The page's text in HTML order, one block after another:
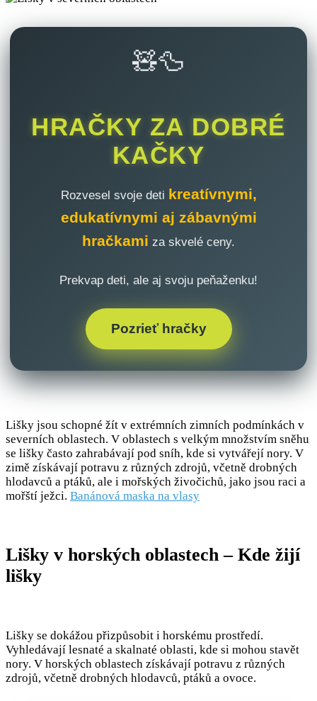
🧸🦆
HRAČKY ZA DOBRÉ
KAČKY
Rozvesel svoje deti kreatívnymi,
edukatívnymi aj zábavnými
hračkami za skvelé ceny.
Prekvap deti, ale aj svoju peňaženku!
Pozrieť hračky
Lišky jsou schopné žít v extrémních zimních podmínkách v
severních oblastech. V oblastech s velkým množstvím sněhu
se lišky často zahrabávají pod sníh, kde si vytvářejí nory. V
zimě získávají potravu z různých zdrojů, včetně drobných
hlodavců a ptáků, ale i mořských živočichů, jako jsou raci a
mořští ježci. Banánová maska na vlasy
Lišky v horských oblastech – Kde žijí
lišky
Lišky se dokážou přizpůsobit i horskému prostředí.
Vyhledávají lesnaté a skalnaté oblasti, kde si mohou stavět
nory. V horských oblastech získávají potravu z různých
zdrojů, včetně drobných hlodavců, ptáků a ovoce.